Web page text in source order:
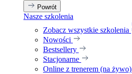
Powrót
Nasze szkolenia
Zobacz wszystkie szkolenia
Nowości
Bestsellery
Stacjonarne
Online z trenerem (na żywo)